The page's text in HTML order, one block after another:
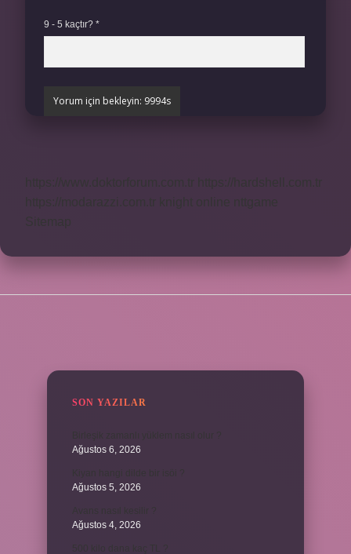
9 - 5 kaçtır? *
SON YAZILAR
Ağustos 6, 2026
Ağustos 5, 2026
Ağustos 4, 2026